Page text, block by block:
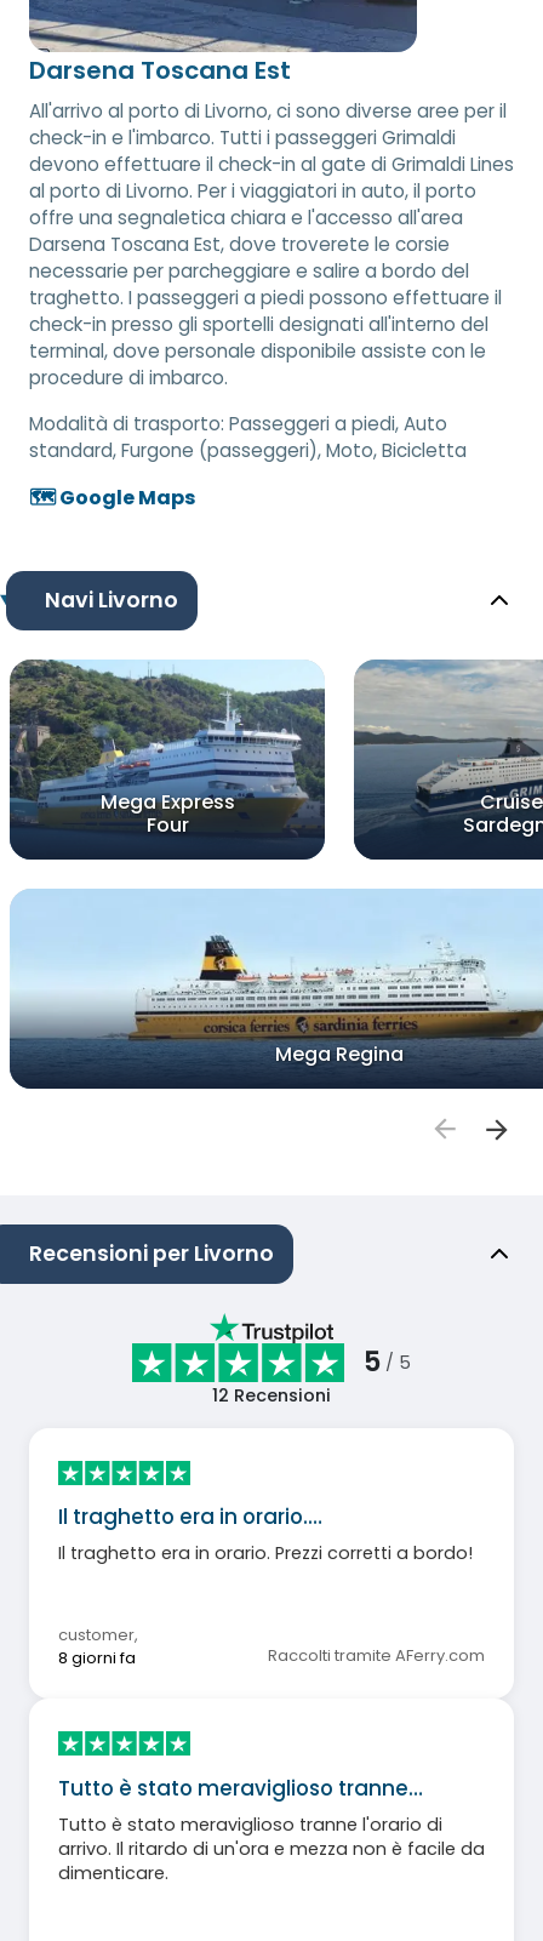
Darsena Toscana Est
All'arrivo al porto di Livorno, ci sono diverse aree per il
check-in e l'imbarco. Tutti i passeggeri Grimaldi
devono effettuare il check-in al gate di Grimaldi Lines
al porto di Livorno. Per i viaggiatori in auto, il porto
offre una segnaletica chiara e l'accesso all'area
Darsena Toscana Est, dove troverete le corsie
necessarie per parcheggiare e salire a bordo del
traghetto. I passeggeri a piedi possono effettuare il
check-in presso gli sportelli designati all'interno del
terminal, dove personale disponibile assiste con le
procedure di imbarco.
Modalità di trasporto: Passeggeri a piedi, Auto
standard, Furgone (passeggeri), Moto, Bicicletta
🗺️ Google Maps
Navi Livorno
Mega Express
Four
Cruise
Mega Regina
Recensioni per Livorno
5 / 5
12 Recensioni
Il traghetto era in orario.…
Il traghetto era in orario. Prezzi corretti a bordo!
customer,
8 giorni fa
Raccolti tramite AFerry.com
Tutto è stato meraviglioso tranne…
Tutto è stato meraviglioso tranne l'orario di
arrivo. Il ritardo di un'ora e mezza non è facile da
dimenticare.